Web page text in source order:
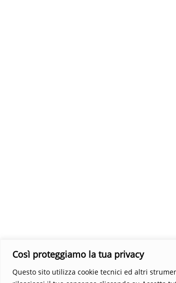
Così proteggiamo la tua privacy
Questo sito utilizza cookie tecnici ed altri